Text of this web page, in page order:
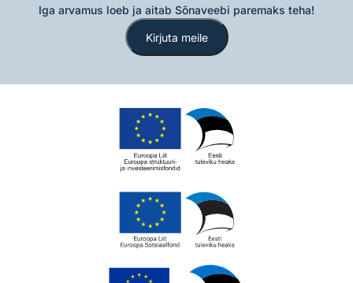
Iga arvamus loeb ja aitab Sõnaveebi paremaks teha!
Kirjuta meile